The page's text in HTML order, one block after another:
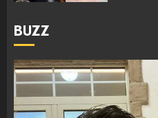
BUZZ